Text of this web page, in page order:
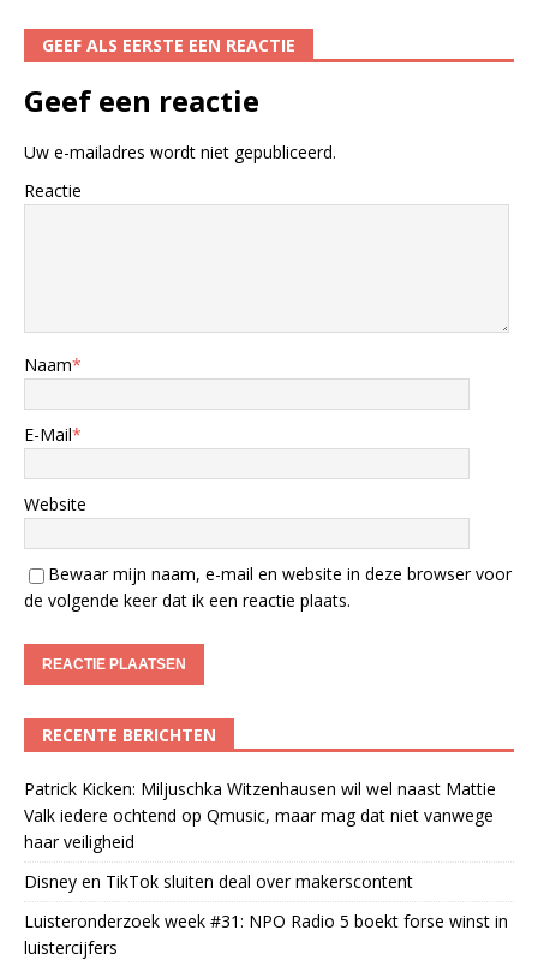
GEEF ALS EERSTE EEN REACTIE
Geef een reactie
Uw e-mailadres wordt niet gepubliceerd.
Reactie
Naam*
E-Mail*
Website
Bewaar mijn naam, e-mail en website in deze browser voor
de volgende keer dat ik een reactie plaats.
RECENTE BERICHTEN
Patrick Kicken: Miljuschka Witzenhausen wil wel naast Mattie
Valk iedere ochtend op Qmusic, maar mag dat niet vanwege
haar veiligheid
Disney en TikTok sluiten deal over makerscontent
Luisteronderzoek week #31: NPO Radio 5 boekt forse winst in
luistercijfers